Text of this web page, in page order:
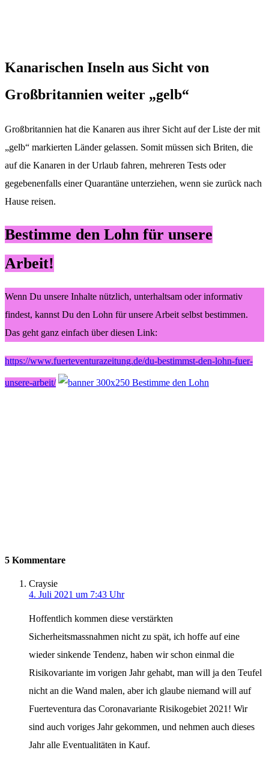
Kanarischen Inseln aus Sicht von
Großbritannien weiter „gelb“
Großbritannien hat die Kanaren aus ihrer Sicht auf der Liste der mit
„gelb“ markierten Länder gelassen. Somit müssen sich Briten, die
auf die Kanaren in der Urlaub fahren, mehreren Tests oder
gegebenenfalls einer Quarantäne unterziehen, wenn sie zurück nach
Hause reisen.
Bestimme den Lohn für unsere
Arbeit!
Wenn Du unsere Inhalte nützlich, unterhaltsam oder informativ
findest, kannst Du den Lohn für unsere Arbeit selbst bestimmen.
Das geht ganz einfach über diesen Link:
https://www.fuerteventurazeitung.de/du-bestimmst-den-lohn-fuer-
unsere-arbeit/
5 Kommentare
Craysie
4. Juli 2021 um 7:43 Uhr
Hoffentlich kommen diese verstärkten
Sicherheitsmassnahmen nicht zu spät, ich hoffe auf eine
wieder sinkende Tendenz, haben wir schon einmal die
Risikovariante im vorigen Jahr gehabt, man will ja den Teufel
nicht an die Wand malen, aber ich glaube niemand will auf
Fuerteventura das Coronavariante Risikogebiet 2021! Wir
sind auch voriges Jahr gekommen, und nehmen auch dieses
Jahr alle Eventualitäten in Kauf.